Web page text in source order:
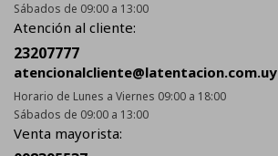
Sábados de 09:00 a 13:00
Atención al cliente:
23207777
atencionalcliente@latentacion.com.uy
Horario de Lunes a Viernes 09:00 a 18:00
Sábados de 09:00 a 13:00
Venta mayorista: